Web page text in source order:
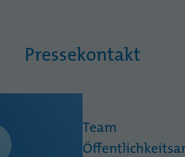
Pressekontakt
Team